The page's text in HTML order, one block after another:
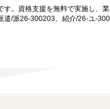
す。資格支援を無料で実施し、
遣/派26-300203、紹介/26-ユ-